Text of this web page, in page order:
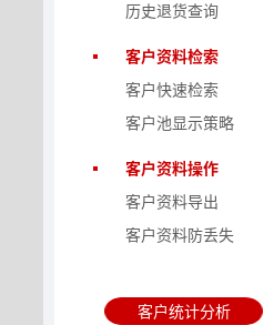
历史退货查询
客户资料检索
客户快速检索
客户池显示策略
客户资料操作
客户资料导出
客户资料防丢失
客户统计分析